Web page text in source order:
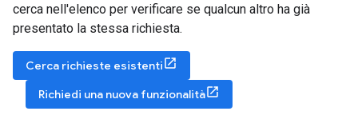
cerca nell'elenco per verificare se qualcun altro ha già
presentato la stessa richiesta.
Cerca richieste esistenti
Richiedi una nuova funzionalità